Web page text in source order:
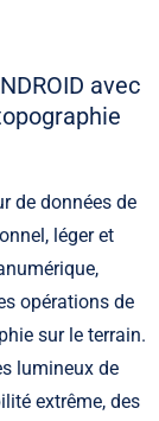
avec
de données de
léger et
opérations de
sur le terrain.
lumineux de
extrême, des